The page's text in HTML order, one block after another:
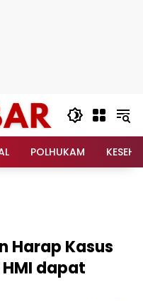
POLHUKAM
Harap Kasus
HMI dapat